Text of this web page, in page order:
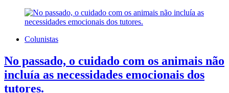
Colunistas
No passado, o cuidado com os animais não
incluía as necessidades emocionais dos
tutores.